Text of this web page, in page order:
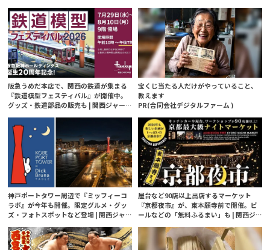
阪急うめだ本店で、関西の鉄道が集まる
『鉄道模型フェスティバル』が開催中。
グッズ・鉄道部品の販売も | 関西ジャー
宝くじ当たる人だけがやっていること、
教えます
PR(合同会社デジタルファーム )
神戸ポートタワー周辺で『ミッフィーコ
ラボ』が今年も開催。限定グルメ・グッ
ズ・フォトスポットなど登場 | 関西ジャ
屋台など90店以上出店するマーケット
『京都夜市』が、東本願寺前で開催。ビ
ールなどの「無料ふるまい」も | 関西ジ